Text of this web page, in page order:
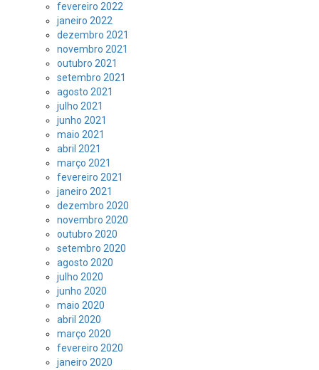
fevereiro 2022
janeiro 2022
dezembro 2021
novembro 2021
outubro 2021
setembro 2021
agosto 2021
julho 2021
junho 2021
maio 2021
abril 2021
março 2021
fevereiro 2021
janeiro 2021
dezembro 2020
novembro 2020
outubro 2020
setembro 2020
agosto 2020
julho 2020
junho 2020
maio 2020
abril 2020
março 2020
fevereiro 2020
janeiro 2020